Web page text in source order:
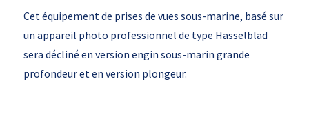
Cet équipement de prises de vues sous-marine, basé sur
un appareil photo professionnel de type Hasselblad
sera décliné en version engin sous-marin grande
profondeur et en version plongeur.